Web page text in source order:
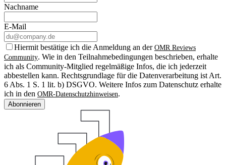
Nachname
E-Mail
Hiermit bestätige ich die Anmeldung an der OMR Reviews
Community. Wie in den Teilnahmebedingungen beschrieben, erhalte
ich als Community-Mitglied regelmäßige Infos, die ich jederzeit
abbestellen kann. Rechtsgrundlage für die Datenverarbeitung ist Art.
6 Abs. 1 S. 1 lit. b) DSGVO. Weitere Infos zum Datenschutz erhalte
ich in den OMR-Datenschutzhinweisen.
Abonnieren